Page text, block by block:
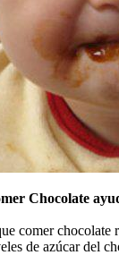
Chocolate
comer
de azúcar del